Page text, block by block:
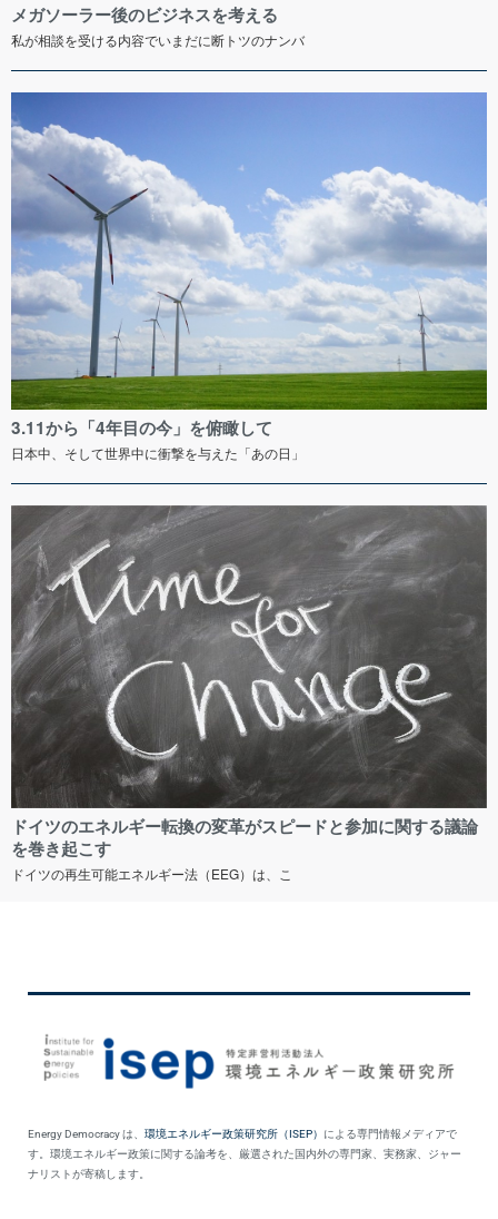
メガソーラー後のビジネスを考える
私が相談を受ける内容でいまだに断トツのナンバ
3.11から「4年目の今」を俯瞰して
日本中、そして世界中に衝撃を与えた「あの日」
ドイツのエネルギー転換の変革がスピードと参加に関する議論
を巻き起こす
ドイツの再生可能エネルギー法（EEG）は、こ
Energy Democracy は、 環境エネルギー政策研究所（ISEP） による専門情報メディアで
す。環境エネルギー政策に関する論考を、厳選された国内外の専門家、実務家、ジャー
ナリストが寄稿します。